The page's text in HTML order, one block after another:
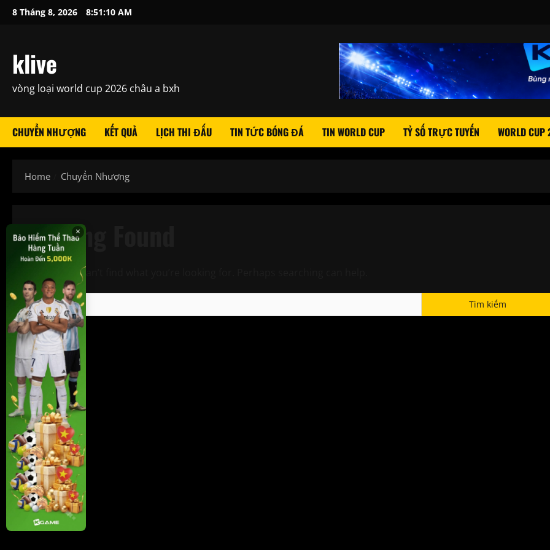
Skip8 Tháng 8, 2026 8:51:10 AM
klive
vòng loại world cup 2026 châu a bxh
CHUYỂN NHƯỢNG KẾT QUẢ LỊCH THI ĐẤU TIN TỨC BÓNG ĐÁ TIN WORLD CUP TỶ SỐ TRỰC TUYẾN WORLD
Home Chuyển Nhượng
Nothing Found
It seems we can’t find what you’re looking for. Perhaps searching can help.
Tìm
kiếm
cho:
×